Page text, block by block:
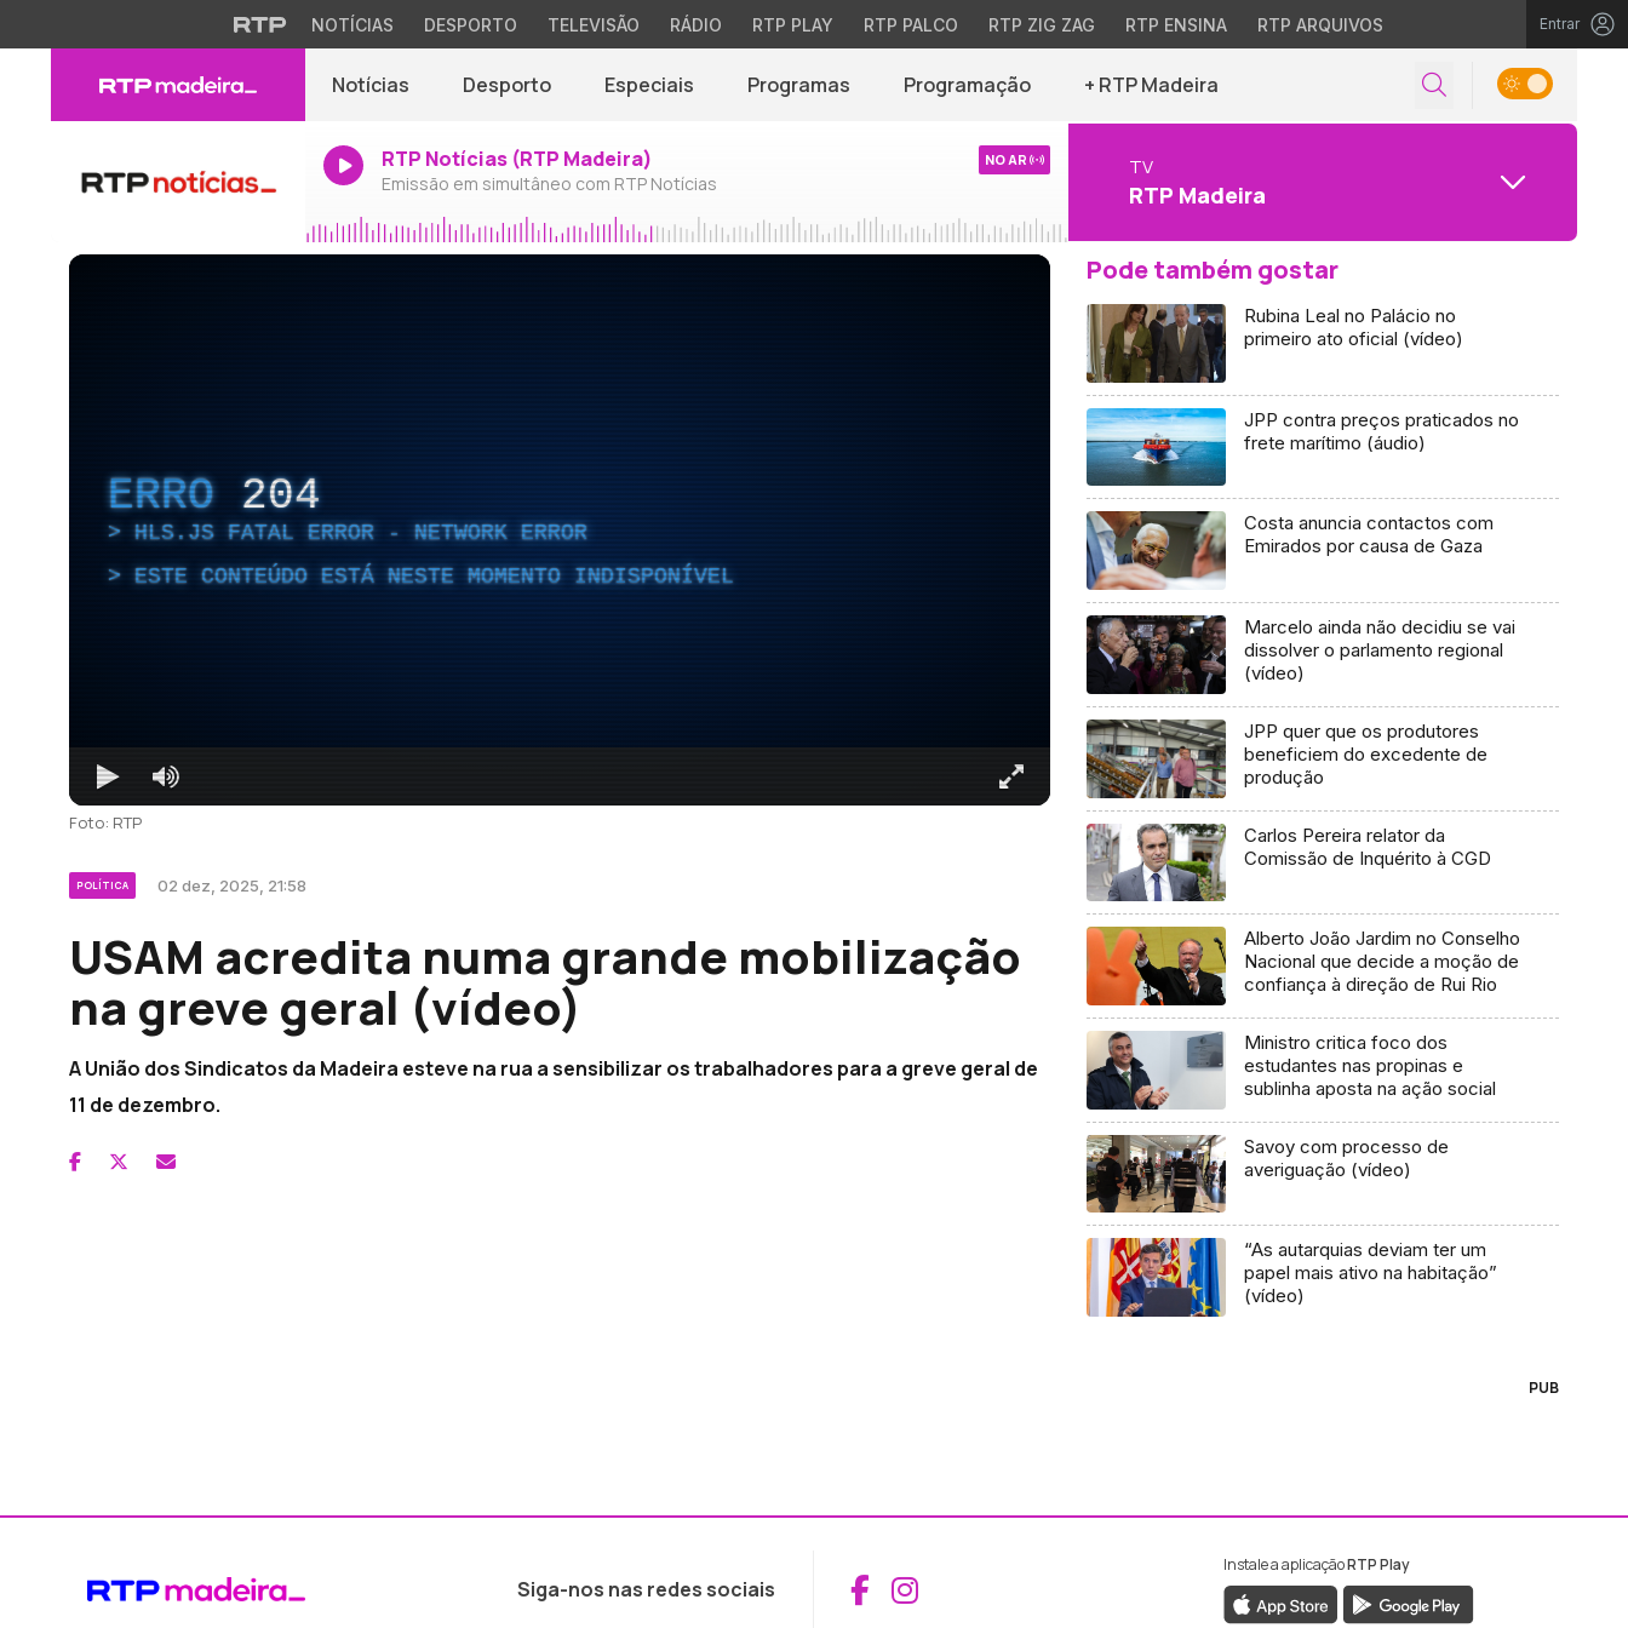
NOTÍCIAS DESPORTO TELEVISÃO RÁDIO RTP PLAY RTP PALCO RTP ZIG ZAG RTP ENSINA RTP ARQUIVOS Entrar
Notícias Desporto Especiais Programas Programação + RTP Madeira
RTP Notícias (RTP Madeira)
Emissão em simultâneo com RTP Notícias
NO AR TV
RTP Madeira
ERRO 204
HLS.JS FATAL ERROR - NETWORK ERROR
ESTE CONTEÚDO ESTÁ NESTE MOMENTO INDISPONÍVEL
Foto: RTP
POLÍTICA 02 dez, 2025, 21:58
USAM acredita numa grande mobilização
na greve geral (vídeo)
A União dos Sindicatos da Madeira esteve na rua a sensibilizar os trabalhadores para a greve geral de
11 de dezembro.
Pode também gostar
Rubina Leal no Palácio no
primeiro ato oficial (vídeo)
JPP contra preços praticados no
frete marítimo (áudio)
Costa anuncia contactos com
Emirados por causa de Gaza
Marcelo ainda não decidiu se vai
dissolver o parlamento regional
(vídeo)
JPP quer que os produtores
beneficiem do excedente de
produção
Carlos Pereira relator da
Comissão de Inquérito à CGD
Alberto João Jardim no Conselho
Nacional que decide a moção de
confiança à direção de Rui Rio
Ministro critica foco dos
estudantes nas propinas e
sublinha aposta na ação social
Savoy com processo de
averiguação (vídeo)
“As autarquias deviam ter um
papel mais ativo na habitação”
(vídeo)
PUB
Siga-nos nas redes sociais Aceder ao Facebook da RTP Madeira
Aceder ao Instagram da RTP Madeira
Instale a aplicaçãoRTP Play